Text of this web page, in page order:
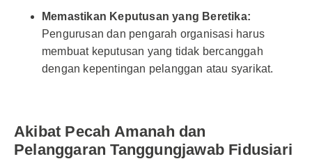
Memastikan Keputusan yang Beretika:
Pengurusan dan pengarah organisasi harus
membuat keputusan yang tidak bercanggah
dengan kepentingan pelanggan atau syarikat.
Akibat Pecah Amanah dan
Pelanggaran Tanggungjawab Fidusiari